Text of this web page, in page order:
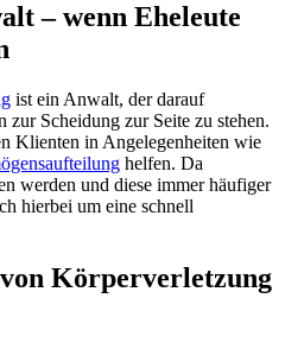
– wenn Eheleute
ist ein Anwalt, der darauf
zur Scheidung zur Seite zu stehen.
Klienten in Angelegenheiten wie
helfen. Da
werden und diese immer häufiger
hierbei um eine schnell
Körperverletzung